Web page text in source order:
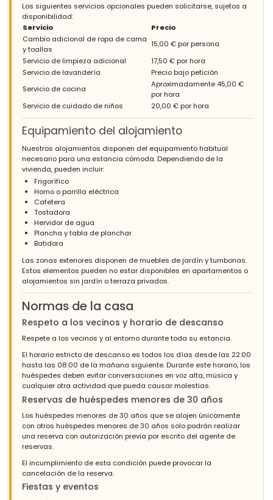
Los siguientes servicios opcionales pueden solicitarse, sujetos a
disponibilidad:
Servicio
Precio
Cambio adicional de ropa de cama
y toallas
15,00 € por persona
Servicio de limpieza adicional
17,50 € por hora
Servicio de lavandería
Precio bajo petición
Servicio de cocina
Aproximadamente 45,00 €
por hora
Servicio de cuidado de niños
20,00 € por hora
Equipamiento del alojamiento
Nuestros alojamientos disponen del equipamiento habitual
necesario para una estancia cómoda. Dependiendo de la
vivienda, pueden incluir:
Frigorífico
Horno o parrilla eléctrica
Cafetera
Tostadora
Hervidor de agua
Plancha y tabla de planchar
Batidora
Las zonas exteriores disponen de muebles de jardín y tumbonas.
Estos elementos pueden no estar disponibles en apartamentos o
alojamientos sin jardín o terraza privados.
Normas de la casa
Respeto a los vecinos y horario de descanso
Respete a los vecinos y al entorno durante toda su estancia.
El horario estricto de descanso es todos los días desde las 22:00
hasta las 08:00 de la mañana siguiente. Durante este horario, los
huéspedes deben evitar conversaciones en voz alta, música y
cualquier otra actividad que pueda causar molestias.
Reservas de huéspedes menores de 30 años
Los huéspedes menores de 30 años que se alojen únicamente
con otros huéspedes menores de 30 años solo podrán realizar
una reserva con autorización previa por escrito del agente de
reservas.
El incumplimiento de esta condición puede provocar la
cancelación de la reserva.
Fiestas y eventos